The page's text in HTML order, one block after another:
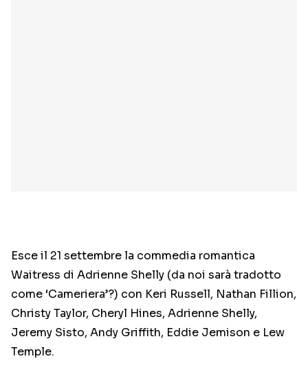
Esce il 21 settembre la commedia romantica
Waitress di Adrienne Shelly (da noi sarà tradotto
come ‘Cameriera’?) con Keri Russell, Nathan Fillion,
Christy Taylor, Cheryl Hines, Adrienne Shelly,
Jeremy Sisto, Andy Griffith, Eddie Jemison e Lew
Temple.